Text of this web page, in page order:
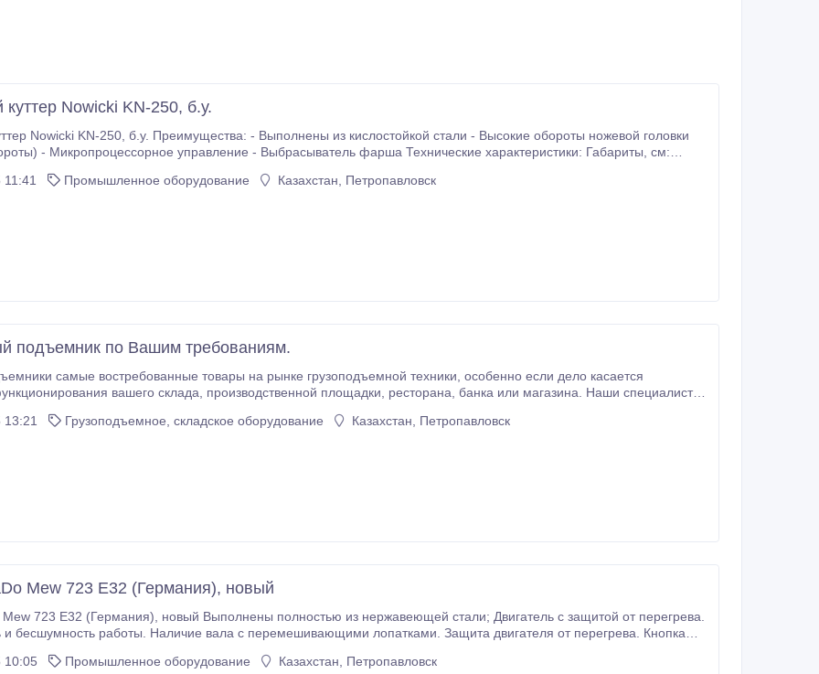
Nowicki KN-250, б.у.
- Выполнены из кислостойкой стали - Высокие обороты ножевой головки
управление - Выбрасыватель фарша Технические характеристики: Габариты, см:
Промышленное оборудование Казахстан, Петропавловск
подъемник по Вашим требованиям.
самые востребованные товары на рынке грузоподъемной техники, особенно если дело касается
склада, производственной площадки, ресторана, банка или магазина. Наши специалисты
13:21 Грузоподъемное, складское оборудование Казахстан, Петропавловск
Mew 723 E32 (Германия), новый
полностью из нержавеющей стали; Двигатель с защитой от перегрева.
с перемешивающими лопатками. Защита двигателя от перегрева. Кнопка
система: ENTERPRISE размер Е32 Производительность, кг/ час: 1600 Диаметр решетки, мм: 98/32
10:05 Промышленное оборудование Казахстан, Петропавловск